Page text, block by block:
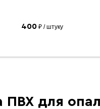
400₽ / штуку
для